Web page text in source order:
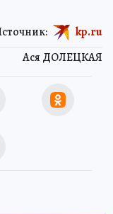
Ася ДОЛЕЦКАЯ
kp.ru